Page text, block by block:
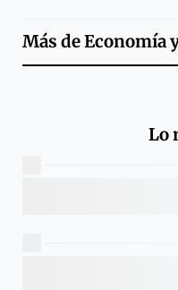
Más deEconomía
Lo